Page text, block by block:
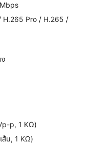
H.265 Pro / H.265 /
ง
p, 1 KΩ)
ส้น, 1 KΩ)